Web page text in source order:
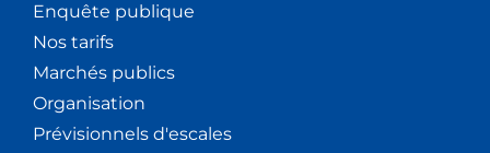
Enquête publique
Nos tarifs
Marchés publics
Organisation
Prévisionnels d'escales